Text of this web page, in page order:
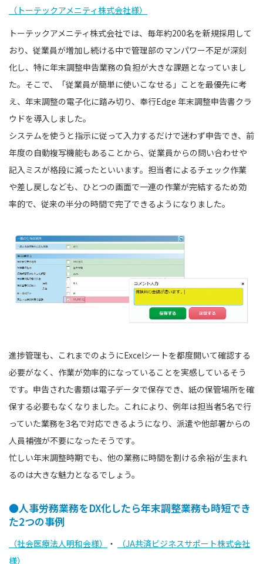
（トーテックアメニティ株式会社様）
トーテックアメニティ株式会社では、毎年約200名を新規採用して
おり、従業員が増加し続ける中で管理部のマンパワー不足が深刻
化し、特に年末調整申告業務の負担が大きな課題となっていまし
た。そこで、「従業員が簡単に使いこなせる」ことを最優先に考
え、年末調整の電子化に踏み切り、奉行Edge 年末調整申告書クラ
ウドを導入しました。
システムを使うと指示に従って入力するだけで迷わず申告でき、前
年度の自動複写機能もあることから、従業員からの問い合わせや
記入ミスが格段に減ったといいます。担当者によるチェック作業
や差し戻しなども、ひとつの画面で一連の作業が完結するため効
率的で、従来の半分の時間で完了できるようになりました。
進捗管理も、これまでのようにExcelシートを都度開いて確認する
必要がなく、作業が効率的になっていることを実感しているそう
です。申告された書類は電子データで保存でき、紙の保管場所を確
保する必要もなくなりました。これにより、例年は担当者5名で行
っていた業務を3名で対応できるようになり、派遣や他部署からの
人員補強が不要になったそうです。
忙しい年末調整時期でも、他の業務に時間を割ける余裕が生まれ
るのは大きな魅力となるでしょう。
●人事労務業務をDX化したら年末調整業務も時短でき
た2つの事例
（社会医療法人明和会様） ・
（JA共済ビジネスサポート株式会社
様）